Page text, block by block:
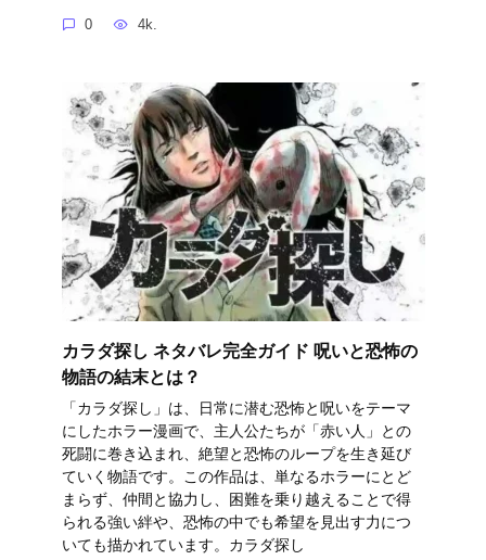
0 4k.
カラダ探し ネタバレ完全ガイド 呪いと恐怖の
物語の結末とは？
「カラダ探し」は、日常に潜む恐怖と呪いをテーマ
にしたホラー漫画で、主人公たちが「赤い人」との
死闘に巻き込まれ、絶望と恐怖のループを生き延び
ていく物語です。この作品は、単なるホラーにとど
まらず、仲間と協力し、困難を乗り越えることで得
られる強い絆や、恐怖の中でも希望を見出す力につ
いても描かれています。カラダ探し